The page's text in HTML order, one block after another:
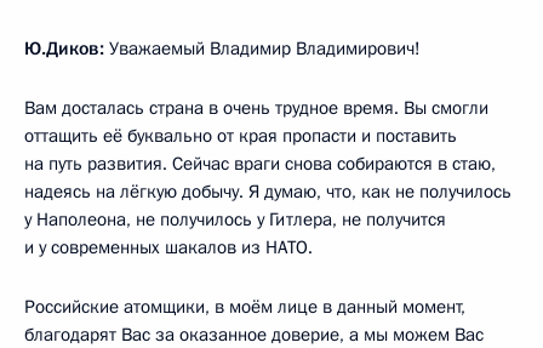
Ю.Диков: Уважаемый Владимир Владимирович!
Вам досталась страна в очень трудное время. Вы смогли
оттащить её буквально от края пропасти и поставить
на путь развития. Сейчас враги снова собираются в стаю,
надеясь на лёгкую добычу. Я думаю, что, как не получилось
у Наполеона, не получилось у Гитлера, не получится
и у современных шакалов из НАТО.
Российские атомщики, в моём лице в данный момент,
благодарят Вас за оказанное доверие, а мы можем Вас